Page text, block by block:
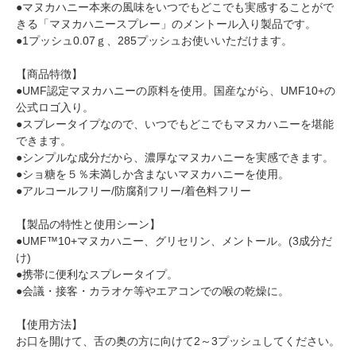
●マヌカハニー本来の風味をいつでもどこでも実感することがで
きる「マヌカハニースプレー」のメントール入り製品です。
●1プッシュ0.07ｇ、285プッシュお使いいただけます。
【商品特徴】
●UMF認定マヌカハニーの原料を使用。国産ながら、UMF10+の
公式ロゴ入り。
●スプレータイプなので、いつでもどこでもマヌカハニーを堪能
できます。
●シンプルな成分だから、濃厚なマヌカハニーを実感できます。
●ショ糖を５％未満しか含まないマヌカハニーを使用。
●アルコールフリー/防腐剤フリー/着色料フリー
【製品の特性と使用シーン】
●UMF™10+マヌカハニー、グリセリン、メントール。(3成分だ
け)
●携帯に便利なスプレータイプ。
●会議・接客・カラオケ等やエアコンでの喉の乾燥に。
【使用方法】
お口を開けて、舌の奥の方に向けて2～3プッシュしてください。